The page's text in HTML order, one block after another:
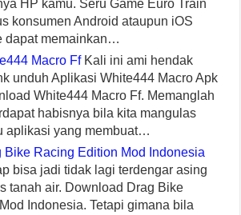
HP kamu. Seru Game Euro Train
konsumen Android ataupun iOS
dapat memainkan…
Macro FfKali ini ami hendak
unduh Aplikasi White444 Macro Apk
White444 Macro Ff. Memanglah
habisnya bila kita mangulas
aplikasi yang membuat…
Bike Racing Edition Mod Indonesia
bisa jadi tidak lagi terdengar asing
tanah air. Download Drag Bike
Indonesia. Tetapi gimana bila